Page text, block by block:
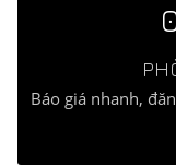
Báo giá nhanh,